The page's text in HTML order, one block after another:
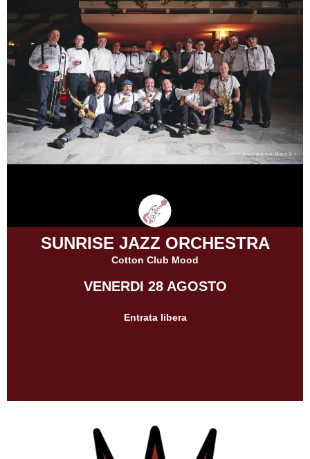
SUNRISE JAZZ ORCHESTRA
Cotton Club Mood
VENERDI 28 AGOSTO
Entrata libera